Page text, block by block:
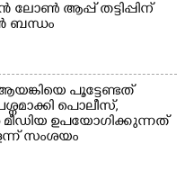
ലോൺ ആപ്പ് തട്ടിപ്പിന്
ബന്ധം
പൂട്ടേണ്ടത്
പൊലീസ്,
ഉപയോഗിക്കുന്നത്
സംശയം